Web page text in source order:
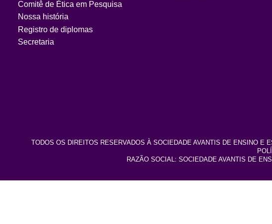
Comitê de Ética em Pesquisa
Nossa história
Registro de diplomas
Secretaria
TODOS OS DIREITOS RESERVADOS À SOCIEDADE AVANTIS DE ENSINO
RAZÃO SOCIAL: SOCIEDADE AVANTIS DE